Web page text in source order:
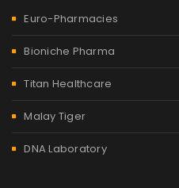
Euro-Pharmacies
Bioniche Pharma
Titan Healthcare
Malay Tiger
DNA Laboratory